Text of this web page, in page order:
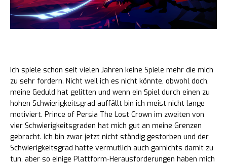
Ich spiele schon seit vielen Jahren keine Spiele mehr die mich
zu sehr fordern. Nicht weil ich es nicht könnte, obwohl doch,
meine Geduld hat gelitten und wenn ein Spiel durch einen zu
hohen Schwierigkeitsgrad auffällt bin ich meist nicht lange
motiviert. Prince of Persia The Lost Crown im zweiten von
vier Schwierigkeitsgraden hat mich gut an meine Grenzen
gebracht. Ich bin zwar jetzt nicht ständig gestorben und der
Schwierigkeitsgrad hatte vermutlich auch garnichts damit zu
tun, aber so einige Plattform-Herausforderungen haben mich